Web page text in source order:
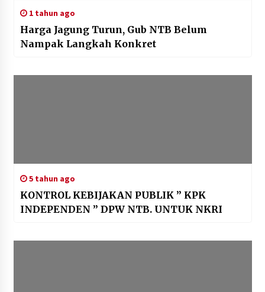
1 tahun ago
Harga Jagung Turun, Gub NTB Belum
Nampak Langkah Konkret
5 tahun ago
KONTROL KEBIJAKAN PUBLIK ” KPK
INDEPENDEN ” DPW NTB. UNTUK NKRI